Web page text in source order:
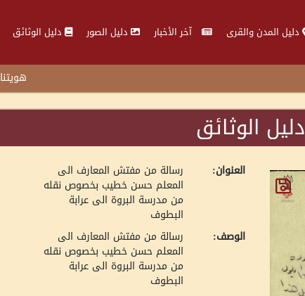
دليل المدن والقرى آخر الأخبار دليل الصور دليل الوثائق
هويتنا
دليل الوثائق
العنوان: رسالة من مفتش المعارف الى
المعلم حسن خطيب بخصوص نقله
من مدرسة البروة الى عرابة
البطوف
الوصف:
رسالة من مفتش المعارف الى
المعلم حسن خطيب بخصوص نقله
من مدرسة البروة الى عرابة
البطوف